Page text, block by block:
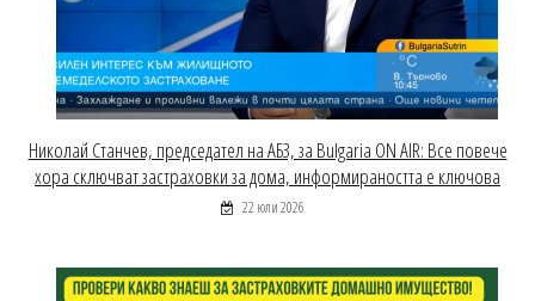
Николай Станчев, председател на АБЗ, за Bulgaria ON AIR: Все повече
хора сключват застраховки за дома, информираността е ключова
22 юли 2026